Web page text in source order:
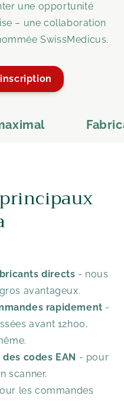
une opportunité
– une collaboration
SwissMedicus.
directs- nous
avantageux.
rapidement -
avant 12h00,
codes EAN - pour
scanner.
les commandes